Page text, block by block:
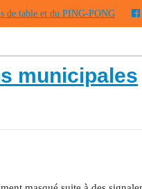
de table et du PING-PONG
municipales